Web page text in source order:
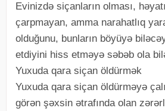
Evinizdə siçanların olması,
çarpmayan, amma narahatlıq
olduğunu, bunların böyüyə
etdiyini hiss etməyə səbəb ola
Yuxuda qara siçan öldürmək
Yuxuda qara siçan öldürməyə
görən şəxsin ətrafında olan